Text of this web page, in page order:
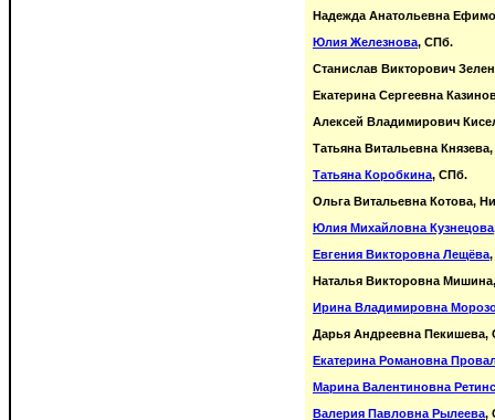
Надежда Анатольевна
Юлия Железнова, СПб.
Станислав Викторович
Екатерина Сергеевна
Алексей Владимирович
Татьяна Витальевна
Татьяна Коробкина, СПб.
Ольга Витальевна Котова,
Юлия Михайловна Кузнецова
Евгения Викторовна Лещёва
Наталья Викторовна
Ирина Владимировна
Дарья Андреевна Пекишева,
Екатерина Романовна
Марина Валентиновна
Валерия Павловна Рылеева,